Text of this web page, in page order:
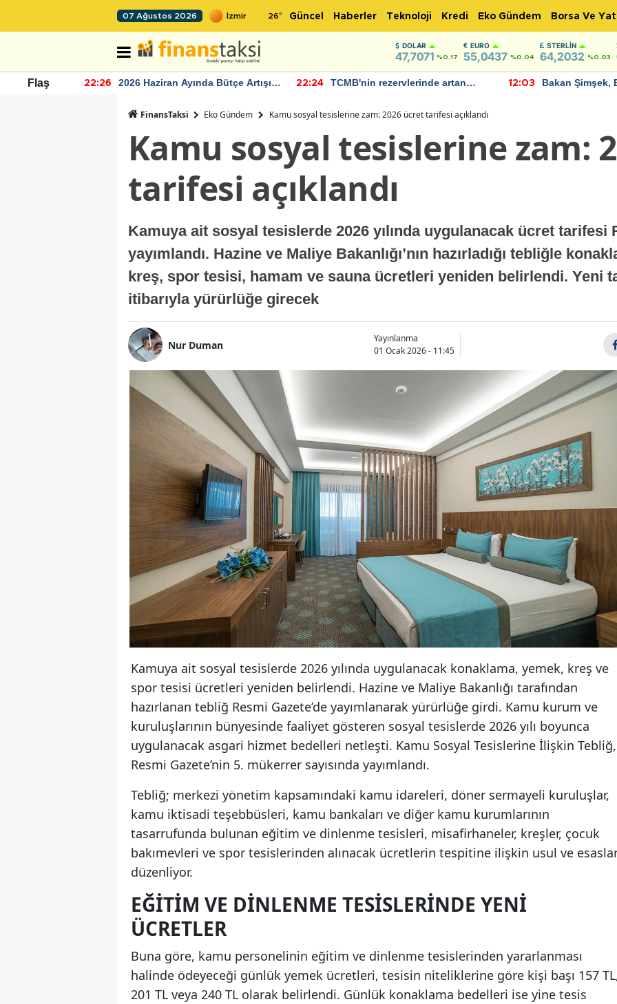
07 Ağustos 2026 26° Güncel Haberler Teknoloji Kredi Eko Gündem Borsa Ve
DOLAR
47,7071 %0.17
EURO
55,0437 %0.04
STERLIN
64,2032 %0.03
Flaş 22:26
2026 Haziran Ayında Bütçe Artışı
22:24
TCMB'nin rezervlerinde artan
12:03
Bakan Şimşek,
FinansTaksi Eko Gündem Kamu sosyal tesislerine zam: 2026 ücret tarifesi açıklandı
Kamu sosyal tesislerine zam:
tarifesi açıklandı
Kamuya ait sosyal tesislerde 2026 yılında uygulanacak ücret tarifesi
yayımlandı. Hazine ve Maliye Bakanlığı’nın hazırladığı tebliğle
kreş, spor tesisi, hamam ve sauna ücretleri yeniden belirlendi. Yeni
itibarıyla yürürlüğe girecek
Nur Duman
Yayınlanma
01 Ocak 2026 - 11:45
Kamuya ait sosyal tesislerde 2026 yılında uygulanacak konaklama, yemek, kreş ve
spor tesisi ücretleri yeniden belirlendi. Hazine ve Maliye Bakanlığı tarafından
hazırlanan tebliğ Resmi Gazete’de yayımlanarak yürürlüğe girdi. Kamu kurum ve
kuruluşlarının bünyesinde faaliyet gösteren sosyal tesislerde 2026 yılı boyunca
uygulanacak asgari hizmet bedelleri netleşti. Kamu Sosyal Tesislerine İlişkin Tebliğ,
Resmi Gazete’nin 5. mükerrer sayısında yayımlandı.
Tebliğ; merkezi yönetim kapsamındaki kamu idareleri, döner sermayeli kuruluşlar,
kamu iktisadi teşebbüsleri, kamu bankaları ve diğer kamu kurumlarının
tasarrufunda bulunan eğitim ve dinlenme tesisleri, misafirhaneler, kreşler, çocuk
bakımevleri ve spor tesislerinden alınacak ücretlerin tespitine ilişkin usul ve
düzenliyor.
EĞITIM VE DINLENME TESISLERINDE YENI
ÜCRETLER
Buna göre, kamu personelinin eğitim ve dinlenme tesislerinden yararlanması
halinde ödeyeceği günlük yemek ücretleri, tesisin niteliklerine göre kişi başı 157
201 TL veya 240 TL olarak belirlendi. Günlük konaklama bedelleri ise yine tesis